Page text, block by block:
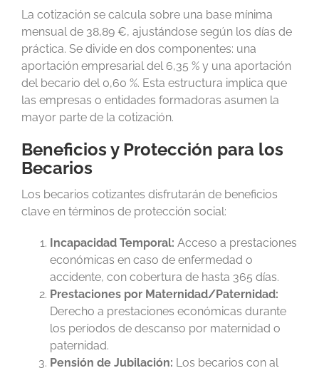
La cotización se calcula sobre una base mínima
mensual de 38,89 €, ajustándose según los días de
práctica. Se divide en dos componentes: una
aportación empresarial del 6,35 % y una aportación
del becario del 0,60 %. Esta estructura implica que
las empresas o entidades formadoras asumen la
mayor parte de la cotización.
Beneficios y Protección para los
Becarios
Los becarios cotizantes disfrutarán de beneficios
clave en términos de protección social:
Incapacidad Temporal: Acceso a prestaciones
económicas en caso de enfermedad o
accidente, con cobertura de hasta 365 días.
Prestaciones por Maternidad/Paternidad:
Derecho a prestaciones económicas durante
los períodos de descanso por maternidad o
paternidad.
Pensión de Jubilación: Los becarios con al